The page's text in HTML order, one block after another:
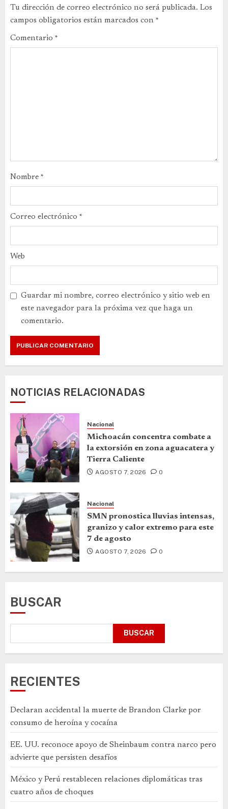
Tu dirección de correo electrónico no será publicada. Los
campos obligatorios están marcados con *
Comentario *
Nombre *
Correo electrónico *
Web
Guardar mi nombre, correo electrónico y sitio web en
este navegador para la próxima vez que haga un
comentario.
NOTICIAS RELACIONADAS
Nacional
Michoacán concentra combate a
la extorsión en zona aguacatera y
Tierra Caliente
AGOSTO 7, 2026 0
Nacional
SMN pronostica lluvias intensas,
granizo y calor extremo para este
7 de agosto
AGOSTO 7, 2026 0
BUSCAR
BUSCAR
RECIENTES
Declaran accidental la muerte de Brandon Clarke por
consumo de heroína y cocaína
EE. UU. reconoce apoyo de Sheinbaum contra narco pero
advierte que persisten desafíos
México y Perú restablecen relaciones diplomáticas tras
cuatro años de choques